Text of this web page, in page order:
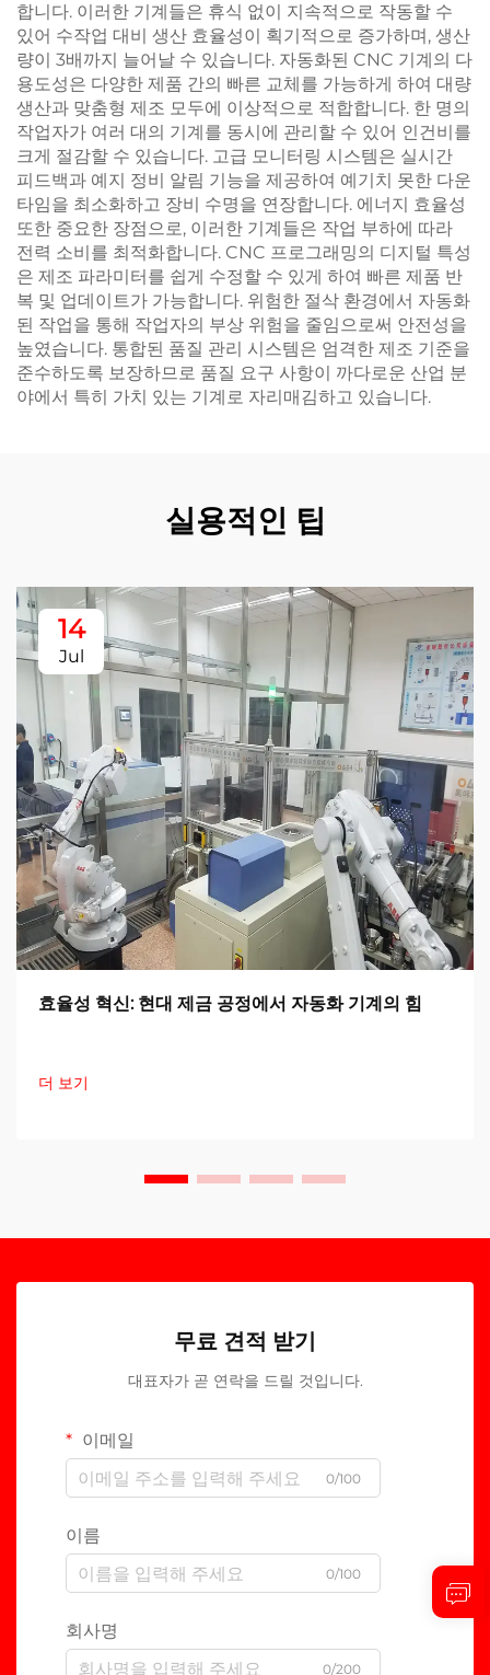
합니다. 이러한 기계들은 휴식 없이 지속적으로 작동할 수
있어 수작업 대비 생산 효율성이 획기적으로 증가하며, 생산
량이 3배까지 늘어날 수 있습니다. 자동화된 CNC 기계의 다
용도성은 다양한 제품 간의 빠른 교체를 가능하게 하여 대량
생산과 맞춤형 제조 모두에 이상적으로 적합합니다. 한 명의
작업자가 여러 대의 기계를 동시에 관리할 수 있어 인건비를
크게 절감할 수 있습니다. 고급 모니터링 시스템은 실시간
피드백과 예지 정비 알림 기능을 제공하여 예기치 못한 다운
타임을 최소화하고 장비 수명을 연장합니다. 에너지 효율성
또한 중요한 장점으로, 이러한 기계들은 작업 부하에 따라
전력 소비를 최적화합니다. CNC 프로그래밍의 디지털 특성
은 제조 파라미터를 쉽게 수정할 수 있게 하여 빠른 제품 반
복 및 업데이트가 가능합니다. 위험한 절삭 환경에서 자동화
된 작업을 통해 작업자의 부상 위험을 줄임으로써 안전성을
높였습니다. 통합된 품질 관리 시스템은 엄격한 제조 기준을
준수하도록 보장하므로 품질 요구 사항이 까다로운 산업 분
야에서 특히 가치 있는 기계로 자리매김하고 있습니다.
실용적인 팁
14
Jul
효율성 혁신: 현대 제금 공정에서 자동화 기계의 힘
더 보기
무료 견적 받기
대표자가 곧 연락을 드릴 것입니다.
이메일
0/100
이름
0/100
회사명
0/200